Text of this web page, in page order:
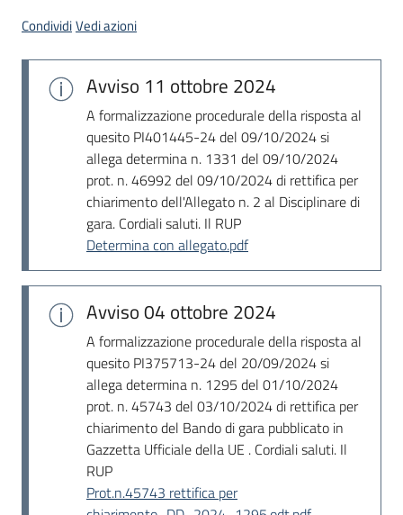
Seguici
CondividiVedi azioni
Avviso 11 ottobre 2024
A formalizzazione procedurale della risposta al
quesito PI401445-24 del 09/10/2024 si
allega determina n. 1331 del 09/10/2024
prot. n. 46992 del 09/10/2024 di rettifica per
chiarimento dell'Allegato n. 2 al Disciplinare di
gara. Cordiali saluti. Il RUP
Determina con allegato.pdf
Avviso04 ottobre 2024
A formalizzazione procedurale della risposta al
quesito PI375713-24 del 20/09/2024 si
allega determina n. 1295 del 01/10/2024
prot. n. 45743 del 03/10/2024 di rettifica per
chiarimento del Bando di gara pubblicato in
Gazzetta Ufficiale della UE . Cordiali saluti. Il
RUP
Prot.n.45743 rettifica per